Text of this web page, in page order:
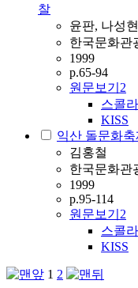
찰
윤판, 나성현
한국문화관
1999
p.65-94
원문보기 2
스콜라
KISS
익산 돌문화
김홍철
한국문화관
1999
p.95-114
원문보기 2
스콜라
KISS
1 2